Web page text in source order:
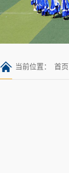
当前位置： 首页